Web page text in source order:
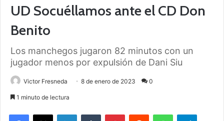
UD Socuéllamos ante el CD Don
Benito
Los manchegos jugaron 82 minutos con un
jugador menos por expulsión de Dani Siu
Victor Fresneda 8 de enero de 2023 0
1 minuto de lectura